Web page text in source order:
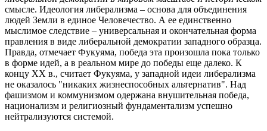
смысле. Идеология либерализма – основа для объединения
людей Земли в единое Человечество. А ее единственно
мыслимое следствие – универсальная и окончательная форма
правления в виде либеральной демократии западного образца.
Правда, отмечает Фукуяма, победа эта произошла пока только
в форме идей, а в реальном мире до победы еще далеко. К
концу ХХ в., считает Фукуяма, у западной идеи либерализма
не оказалось "никаких жизнеспособных альтернатив". Над
фашизмом и коммунизмом одержана внушительная победа,
национализм и религиозный фундаментализм успешно
нейтрализуются системой.